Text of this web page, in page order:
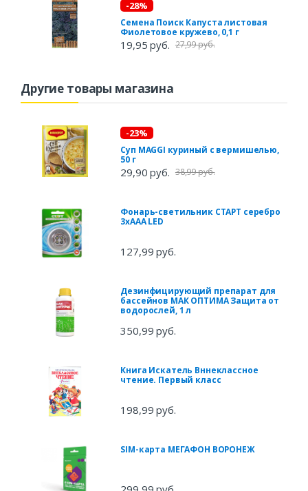
-28%
Семена Поиск Капуста листовая
Фиолетовое кружево, 0,1 г
19,95 руб. 27,99 руб.
Другие товары магазина
-23%
Суп MAGGI куриный с вермишелью,
50 г
29,90 руб. 38,99 руб.
Фонарь-светильник СТАРТ серебро
3xААА LED
127,99 руб.
Дезинфицирующий препарат для
бассейнов МАК ОПТИМА Защита от
водорослей, 1 л
350,99 руб.
Книга Искатель Вннеклассное
чтение. Первый класс
198,99 руб.
SIM-карта МЕГАФОН ВОРОНЕЖ